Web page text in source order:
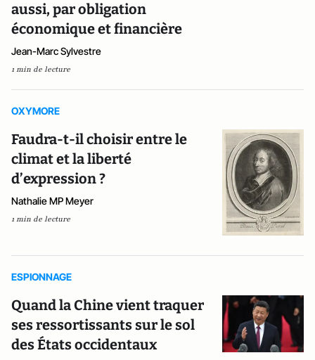
aussi, par obligation
économique et financière
Jean-Marc Sylvestre
1 min de lecture
OXYMORE
Faudra-t-il choisir entre le
climat et la liberté
d’expression ?
Nathalie MP Meyer
1 min de lecture
ESPIONNAGE
Quand la Chine vient traquer
ses ressortissants sur le sol
des États occidentaux